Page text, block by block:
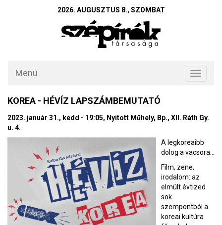
2026. AUGUSZTUS 8., SZOMBAT
Toggle
Menü
KOREA - HÉVÍZ LAPSZÁMBEMUTATÓ
2023. január 31., kedd - 19:05, Nyitott Műhely, Bp., XII. Ráth Gy.
u. 4.
A legkoreaibb
dolog a vacsora...
Film, zene,
irodalom: az
elmúlt évtized
sok
szempontból a
koreai kultúra